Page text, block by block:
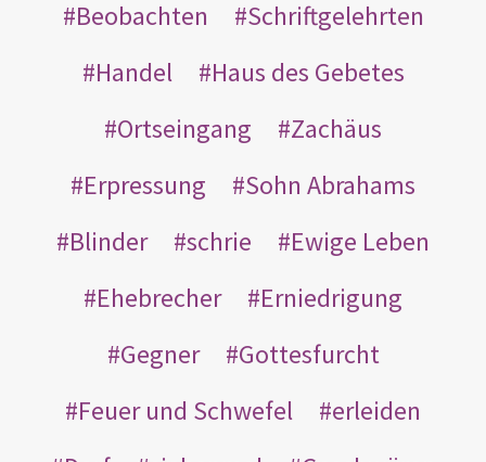
Beobachten
Schriftgelehrten
Handel
Haus des Gebetes
Ortseingang
Zachäus
Erpressung
Sohn Abrahams
Blinder
schrie
Ewige Leben
Ehebrecher
Erniedrigung
Gegner
Gottesfurcht
Feuer und Schwefel
erleiden